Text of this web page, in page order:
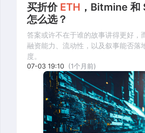
买折价 ETH ，Bitmine
怎么选？
答案或许不在于谁的故事讲得更好，
融资能力、流动性，以及叙事能否落
度。
07-03 19:10 (1个月前)